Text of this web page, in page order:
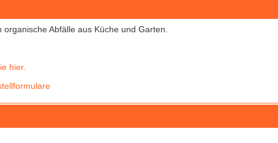
Abfälle aus Küche und Garten.
hier.